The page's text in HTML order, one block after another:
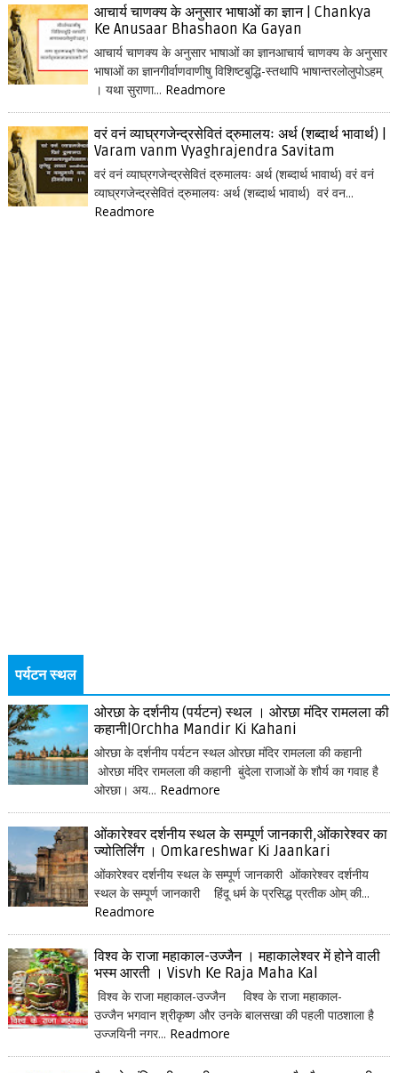
आचार्य चाणक्य के अनुसार भाषाओं का ज्ञान | Chankya
Ke Anusaar Bhashaon Ka Gayan
आचार्य चाणक्य के अनुसार भाषाओं का ज्ञानआचार्य चाणक्य के अनुसार
भाषाओं का ज्ञानगीर्वाणवाणीषु विशिष्टबुद्धि-स्तथापि भाषान्तरलोलुपोऽहम्
। यथा सुराणा... Readmore
वरं वनं व्याघ्रगजेन्द्रसेवितं द्रुमालयः अर्थ (शब्दार्थ भावार्थ) |
Varam vanm Vyaghrajendra Savitam
वरं वनं व्याघ्रगजेन्द्रसेवितं द्रुमालयः अर्थ (शब्दार्थ भावार्थ) वरं वनं
व्याघ्रगजेन्द्रसेवितं द्रुमालयः अर्थ (शब्दार्थ भावार्थ) वरं वन...
Readmore
पर्यटन स्थल
ओरछा के दर्शनीय (पर्यटन) स्थल । ओरछा मंदिर रामलला की
कहानी|Orchha Mandir Ki Kahani
ओरछा के दर्शनीय पर्यटन स्थल ओरछा मंदिर रामलला की कहानी
ओरछा मंदिर रामलला की कहानी बुंदेला राजाओं के शौर्य का गवाह है
ओरछा। अय... Readmore
ओंकारेश्वर दर्शनीय स्थल के सम्पूर्ण जानकारी,ओंकारेश्वर का
ज्योतिर्लिंग । Omkareshwar Ki Jaankari
ओंकारेश्वर दर्शनीय स्थल के सम्पूर्ण जानकारी ओंकारेश्वर दर्शनीय
स्थल के सम्पूर्ण जानकारी हिंदू धर्म के प्रसिद्ध प्रतीक ओम् की...
Readmore
विश्व के राजा महाकाल-उज्जैन । महाकालेश्वर में होने वाली
भस्म आरती । Visvh Ke Raja Maha Kal
विश्व के राजा महाकाल-उज्जैन विश्व के राजा महाकाल-
उज्जैन भगवान श्रीकृष्ण और उनके बालसखा की पहली पाठशाला है
उज्जयिनी नगर... Readmore